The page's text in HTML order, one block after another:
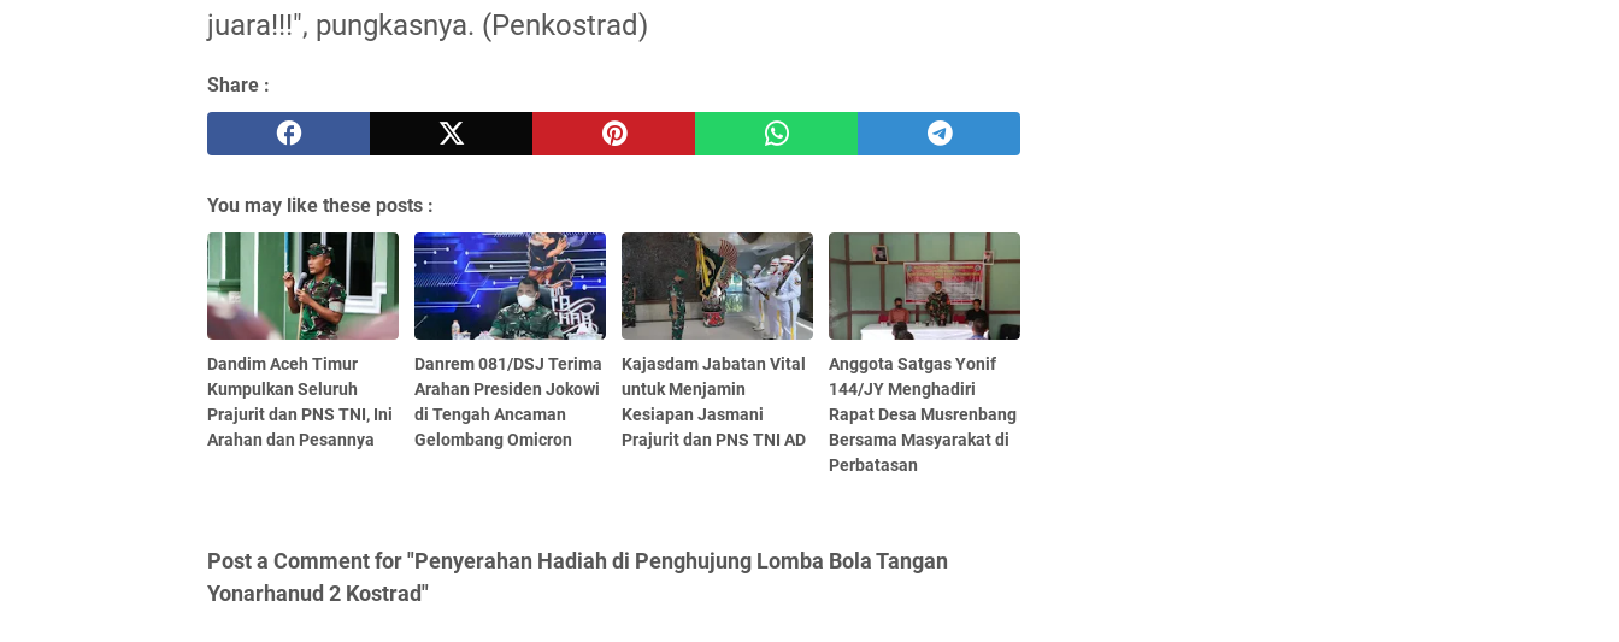
juara!!!", pungkasnya. (Penkostrad)
Share :
You may like these posts :
Dandim Aceh Timur
Kumpulkan Seluruh
Prajurit dan PNS TNI, Ini
Arahan dan Pesannya
Danrem 081/DSJ Terima
Arahan Presiden Jokowi
di Tengah Ancaman
Gelombang Omicron
Kajasdam Jabatan Vital
untuk Menjamin
Kesiapan Jasmani
Prajurit dan PNS TNI AD
Anggota Satgas Yonif
144/JY Menghadiri
Rapat Desa Musrenbang
Bersama Masyarakat di
Perbatasan
Post a Comment for "Penyerahan Hadiah di Penghujung Lomba Bola Tangan
Yonarhanud 2 Kostrad"